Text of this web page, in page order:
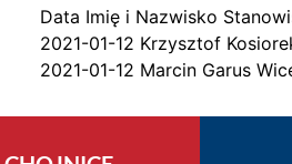
Data Imię i Nazwisko
2021-01-12 Krzysztof
2021-01-12 Marcin Garus